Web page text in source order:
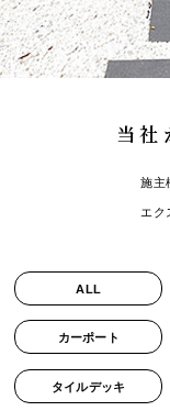
当社
施主
エク
ALL
カーポート
タイルデッキ